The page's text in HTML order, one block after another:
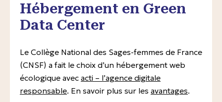
Hébergement en Green
Data Center
Le Collège National des Sages-femmes de France
(CNSF) a fait le choix d’un hébergement web
écologique avec acti – l’agence digitale
responsable. En savoir plus sur les avantages.